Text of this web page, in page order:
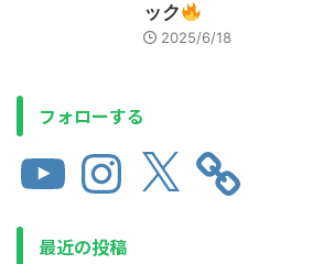
ック
2025/6/18
フォローする
最近の投稿